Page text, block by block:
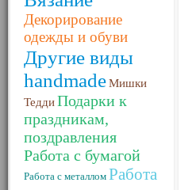
Декорирование
одежды и обуви
Другие виды
handmadeМишки
ТеддиПодарки к
праздникам,
поздравления
Работа с бумагой
Работа с металлом Работа